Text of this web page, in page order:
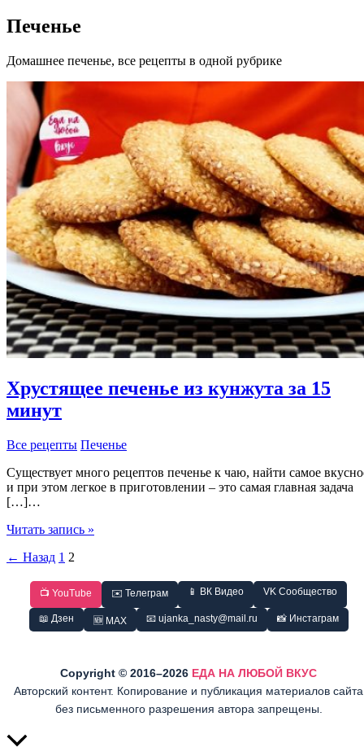
Печенье
Домашнее печенье, все рецепты в одной рубрике
Хрустящее печенье из кунжута за 15
минут
Все рецепты Печенье
Существует много рецептов печенье к чаю, найти самое
и при этом легкое в приготовлении – это самая главная задача
[…]…
Хрустящее
из
минут
Читать запись »
← Назад 1 2
📺 YouTube ✉️ Телеграм 📱 ВК Видео VK Сообщество
📖 Дзен 🆕 MAX 📧 ujanka_nasty@mail.ru 📸 Инстаграм
Copyright © 2016–2026 ЕДА НА ЛЮБОЙ ВКУС
Авторский контент. Копирование и публикация материалов сайта
без письменного разрешения автора запрещены.